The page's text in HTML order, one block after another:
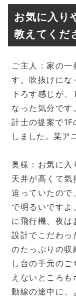
お気に入り
教えてくだ
ご主人：家の
す。吹抜けにな
下ろす感じが、
なった気分です
計士の提案で
しました。某ア
奥様：お気に入
天井が高くて気
迫っていたので
で明るいですよ
に飛行機、夜は
設計でこだわっ
のたっぷりの収
し台の手元の
えないところ
動線の途中に、